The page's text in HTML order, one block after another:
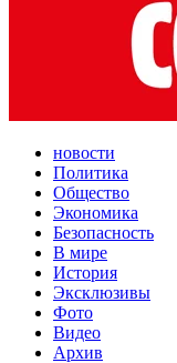
новости
Политика
Общество
Экономика
Безопасность
В мире
История
Эксклюзивы
Фото
Видео
Архив